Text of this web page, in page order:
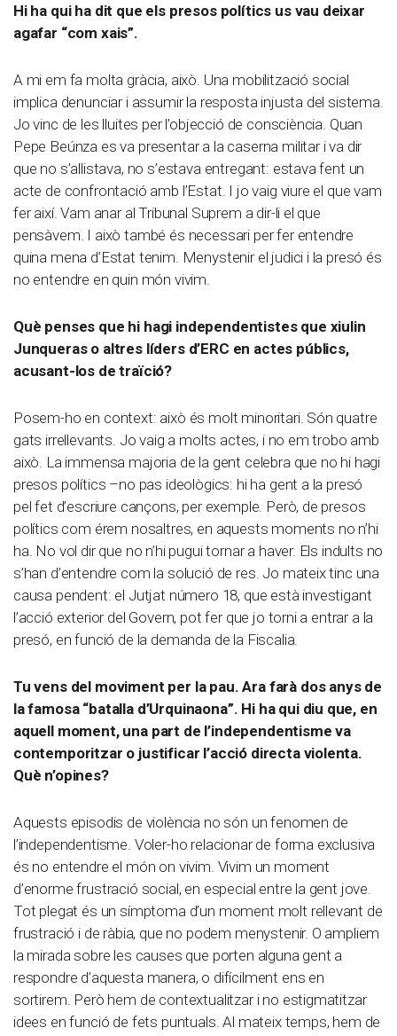
Hi ha qui ha dit que els presos polítics us vau deixar
agafar “com xais”.
A mi em fa molta gràcia, això. Una mobilització social
implica denunciar i assumir la resposta injusta del sistema.
Jo vinc de les lluites per l’objecció de consciència. Quan
Pepe Beúnza es va presentar a la caserna militar i va dir
que no s’allistava, no s’estava entregant: estava fent un
acte de confrontació amb l’Estat. I jo vaig viure el que vam
fer així. Vam anar al Tribunal Suprem a dir-li el que
pensàvem. I això també és necessari per fer entendre
quina mena d’Estat tenim. Menystenir el judici i la presó és
no entendre en quin món vivim.
Què penses que hi hagi independentistes que xiulin
Junqueras o altres líders d’ERC en actes públics,
acusant-los de traïció?
Posem-ho en context: això és molt minoritari. Són quatre
gats irrellevants. Jo vaig a molts actes, i no em trobo amb
això. La immensa majoria de la gent celebra que no hi hagi
presos polítics –no pas ideològics: hi ha gent a la presó
pel fet d’escriure cançons, per exemple. Però, de presos
polítics com érem nosaltres, en aquests moments no n’hi
ha. No vol dir que no n’hi pugui tornar a haver. Els indults no
s’han d’entendre com la solució de res. Jo mateix tinc una
causa pendent: el Jutjat número 18, que està investigant
l’acció exterior del Govern, pot fer que jo torni a entrar a la
presó, en funció de la demanda de la Fiscalia.
Tu vens del moviment per la pau. Ara farà dos anys de
la famosa “batalla d’Urquinaona”. Hi ha qui diu que, en
aquell moment, una part de l’independentisme va
contemporitzar o justificar l’acció directa violenta.
Què n’opines?
Aquests episodis de violència no són un fenomen de
l’independentisme. Voler-ho relacionar de forma exclusiva
és no entendre el món on vivim. Vivim un moment
d’enorme frustració social, en especial entre la gent jove.
Tot plegat és un símptoma d’un moment molt rellevant de
frustració i de ràbia, que no podem menystenir. O ampliem
la mirada sobre les causes que porten alguna gent a
respondre d’aquesta manera, o difícilment ens en
sortirem. Però hem de contextualitzar i no estigmatitzar
idees en funció de fets puntuals. Al mateix temps, hem de